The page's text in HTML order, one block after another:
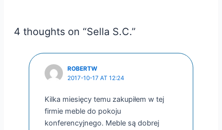
4 thoughts on “Sella S.C.”
ROBERTW
2017-10-17 AT 12:24
Kilka miesięcy temu zakupiłem w tej
firmie meble do pokoju
konferencyjnego. Meble są dobrej